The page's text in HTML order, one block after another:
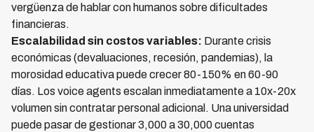
vergüenza de hablar con humanos sobre dificultades
financieras.
Escalabilidad sin costos variables: Durante crisis
económicas (devaluaciones, recesión, pandemias), la
morosidad educativa puede crecer 80-150% en 60-90
días. Los voice agents escalan inmediatamente a 10x-20x
volumen sin contratar personal adicional. Una universidad
puede pasar de gestionar 3,000 a 30,000 cuentas